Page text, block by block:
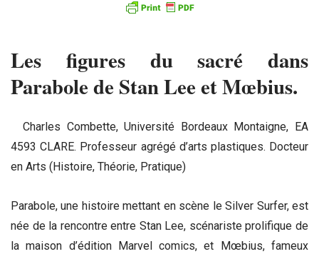
Les figures du sacré dans
Parabole de Stan Lee et Mœbius.
Charles Combette, Université Bordeaux Montaigne, EA
4593 CLARE. Professeur agrégé d’arts plastiques. Docteur
en Arts (Histoire, Théorie, Pratique)
Parabole, une histoire mettant en scène le Silver Surfer, est
née de la rencontre entre Stan Lee, scénariste prolifique de
la maison d’édition Marvel comics, et Mœbius, fameux